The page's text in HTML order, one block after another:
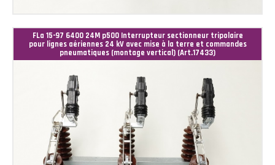
FLa 15-97 6400 24M p500 Interrupteur sectionneur tripolaire
pour lignes aériennes 24 kV avec mise à la terre et commandes
pneumatiques (montage vertical) (Art.17433)